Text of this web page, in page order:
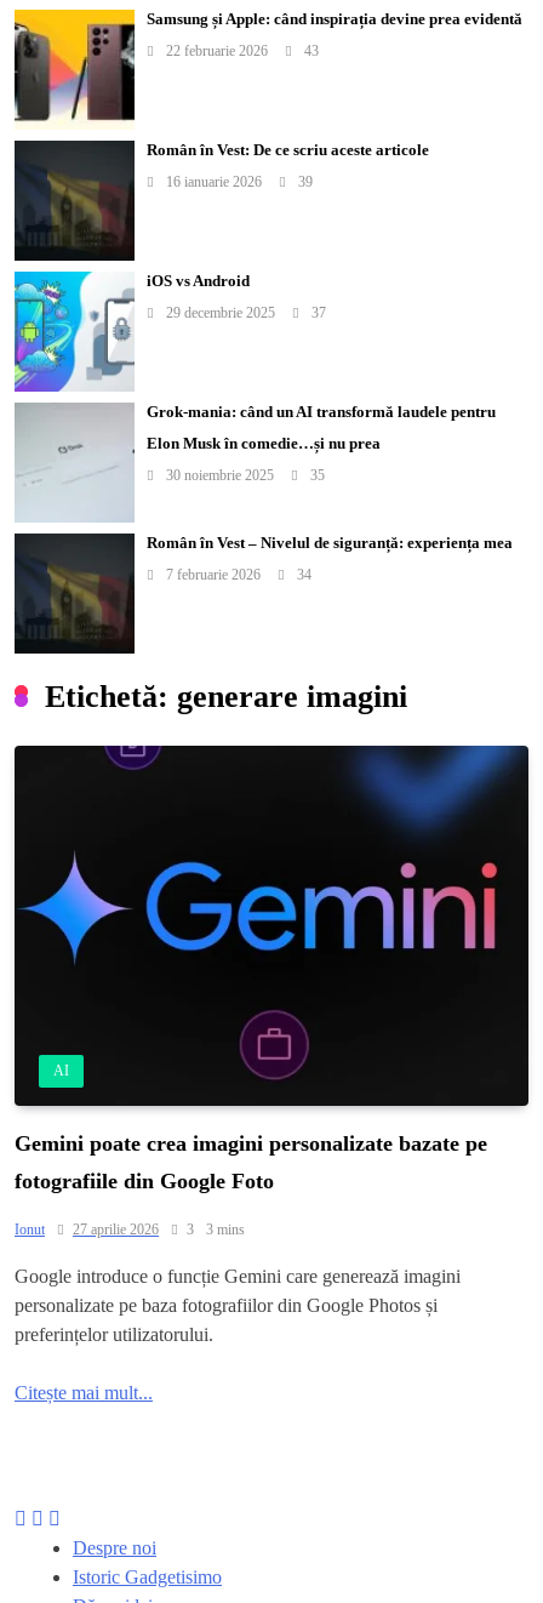
Etichetă: generare imagini
AI
Gemini poate crea imagini personalizate bazate pe
fotografiile din Google Foto
Ionut 27 aprilie 2026 3 3 mins
Google introduce o funcție Gemini care generează imagini
personalizate pe baza fotografiilor din Google Photos și
preferințelor utilizatorului.
Citește mai mult...
Samsung și Apple: când inspirația devine prea evidentă
22 februarie 2026 43
Român în Vest: De ce scriu aceste articole
16 ianuarie 2026 39
iOS vs Android
29 decembrie 2025 37
Grok-mania: când un AI transformă laudele pentru
Elon Musk în comedie…și nu prea
30 noiembrie 2025 35
Român în Vest – Nivelul de siguranță: experiența mea
7 februarie 2026 34
Despre noi
Istoric Gadgetisimo